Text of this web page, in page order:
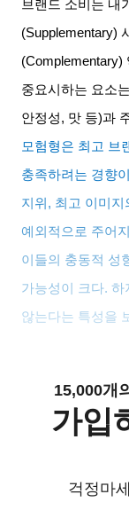
브랜드 소비는 내
(Supplementary)
(Complementary)
중요시하는 요소
안정성, 맛 등)과
모험형은 최고 브
충족하려는 경향
지위 , 최고 이미지
예외적으로 주어
이들의 충동적 성
가능성이 크다.하
않는다는 특성을
15,000개
가입
걱정마